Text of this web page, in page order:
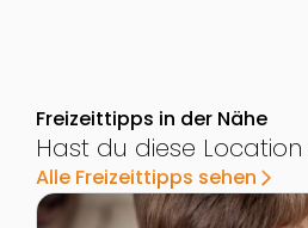
Freizeittipps in der Nähe
Hast du diese
Alle Freizeittipps sehen arrow_forward_ios
Zur Detailseite von